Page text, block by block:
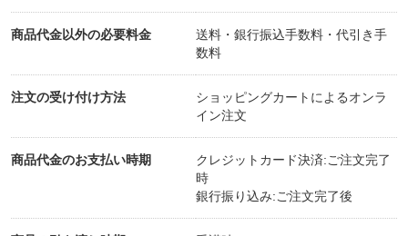
商品代金以外の必要料金
送料・銀行振込手数料・代引き手
数料
注文の受け付け方法
ショッピングカートによるオンラ
イン注文
商品代金のお支払い時期
クレジットカード決済:ご注文完了
時
銀行振り込み:ご注文完了後